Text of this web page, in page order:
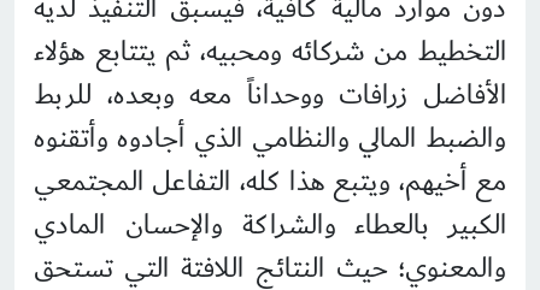
التخطيط من شركائه ومحبيه، ثم يتتابع هؤلاء
الأفاضل زرافات ووحداناً معه وبعده، للربط
والضبط المالي والنظامي الذي أجادوه وأتقنوه
مع أخيهم، ويتبع هذا كله، التفاعل المجتمعي
الكبير بالعطاء والشراكة والإحسان المادي
والمعنوي؛ حيث النتائج اللافتة التي تستحق